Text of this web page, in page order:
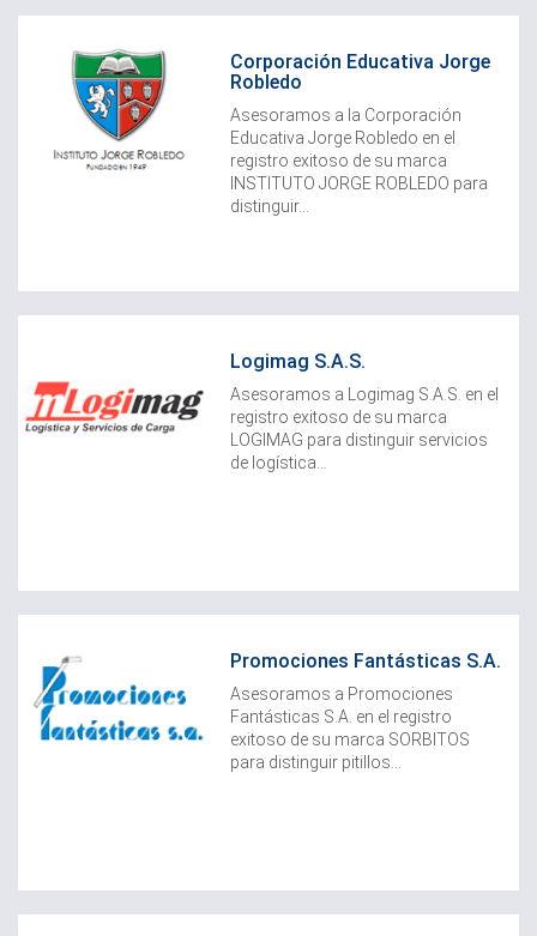
Corporación Educativa Jorge
Robledo
Asesoramos a la Corporación
Educativa Jorge Robledo en el
registro exitoso de su marca
INSTITUTO JORGE ROBLEDO para
distinguir...
Logimag S.A.S.
Asesoramos a Logimag S.A.S. en el
registro exitoso de su marca
LOGIMAG para distinguir servicios
de logística...
Promociones Fantásticas S.A.
Asesoramos a Promociones
Fantásticas S.A. en el registro
exitoso de su marca SORBITOS
para distinguir pitillos...